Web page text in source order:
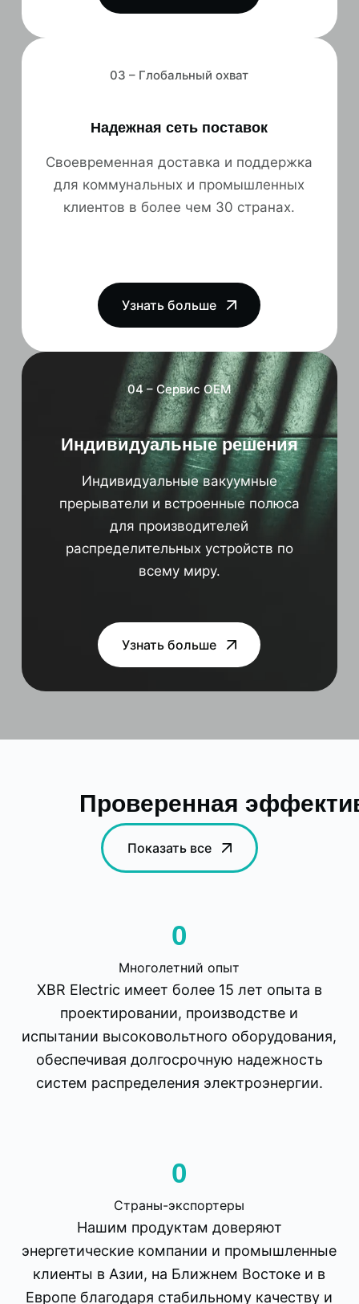
03 – Глобальный охват
Надежная сеть поставок
Своевременная доставка и поддержка
для коммунальных и промышленных
клиентов в более чем 30 странах.
Узнать больше
04 – Сервис OEM
Индивидуальные решения
Индивидуальные вакуумные
прерыватели и встроенные полюса
для производителей
распределительных устройств по
всему миру.
Узнать больше
Проверенная
Показать все
0
Многолетний опыт
XBR Electric имеет более 15 лет опыта в
проектировании, производстве и
испытании высоковольтного оборудования,
обеспечивая долгосрочную надежность
систем распределения электроэнергии.
0
Страны-экспортеры
Нашим продуктам доверяют
энергетические компании и промышленные
клиенты в Азии, на Ближнем Востоке и в
Европе благодаря стабильному качеству и